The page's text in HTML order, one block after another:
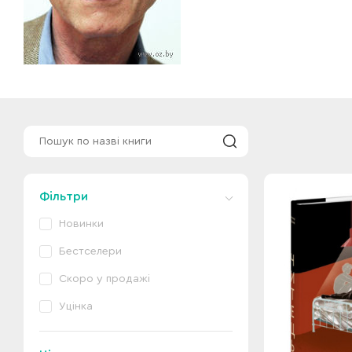
Фільтри
Новинки
Бестселери
Скоро у продажі
Уцінка